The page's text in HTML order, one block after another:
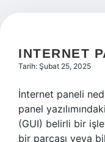
INTERNET
Tarih: Şubat 25, 2025
İnternet paneli
panel
(GUI) belirli bir
bir parçası veya